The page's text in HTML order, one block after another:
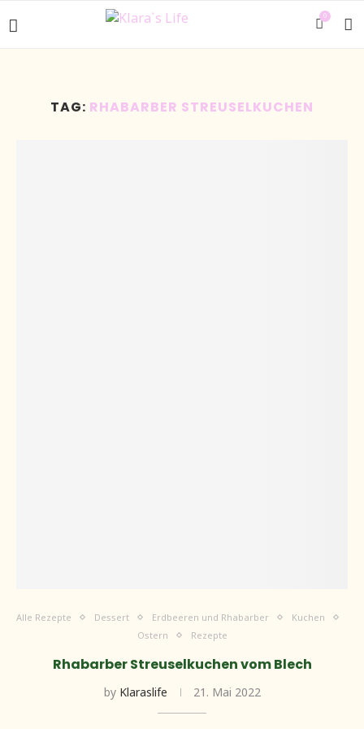
0
TAG: RHABARBER STREUSELKUCHEN
Alle Rezepte Dessert Erdbeeren und Rhabarber
Kuchen
Ostern
Rezepte
Rhabarber Streuselkuchen vom Blech
by Klaraslife 21. Mai 2022